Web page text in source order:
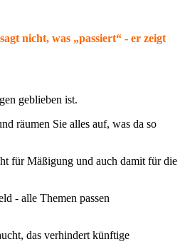
nicht, was „passiert“ - er zeigt
geblieben ist.
räumen Sie alles auf, was da so
für Mäßigung und auch damit für die
- alle Themen passen
das verhindert künftige